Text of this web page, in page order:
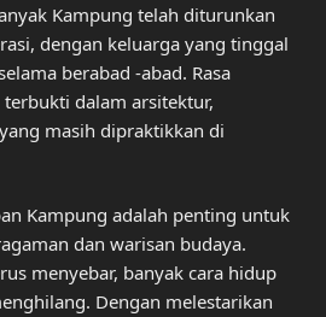
Kampung telah diturunkan
dengan keluarga yang tinggal
berabad -abad. Rasa
dalam arsitektur,
masih dipraktikkan di
Kampung adalah penting untuk
dan warisan budaya.
menyebar, banyak cara hidup
Dengan melestarikan